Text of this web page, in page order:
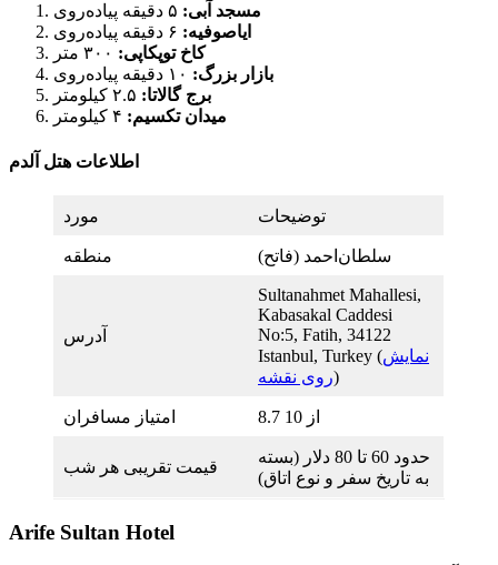
مسجد آبی: ۵ دقیقه پیاده‌روی
ایاصوفیه: ۶ دقیقه پیاده‌روی
کاخ توپکاپی:
بازار بزرگ: ۱۰ دقیقه پیاده‌روی
برج گالاتا:
میدان تکسیم: ۴ کیلومتر
اطلاعات هتل آلدم
مورد توضیحات
منطقه سلطان‌احمد (فاتح)
آدرس
Sultanahmet Mahallesi,
Kabasakal Caddesi
No:5, Fatih, 34122
Istanbul, Turkey (نمایش
روی نقشه)
امتیاز مسافران 8.7 از 10
قیمت تقریبی هر شب
حدود 60 تا 80 دلار (بسته
به تاریخ سفر و نوع اتاق)
Arife Sultan Hotel